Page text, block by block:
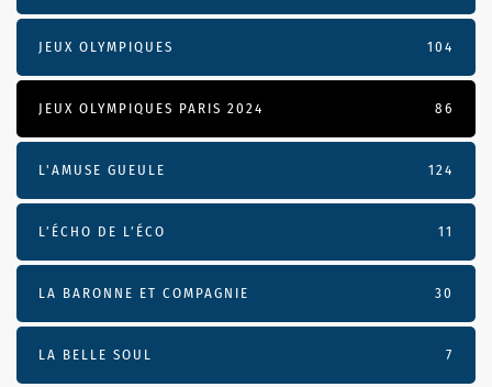
JEUX OLYMPIQUES 104
JEUX OLYMPIQUES PARIS 2024 86
L'AMUSE GUEULE 124
L’ÉCHO DE L’ÉCO 11
LA BARONNE ET COMPAGNIE 30
LA BELLE SOUL 7